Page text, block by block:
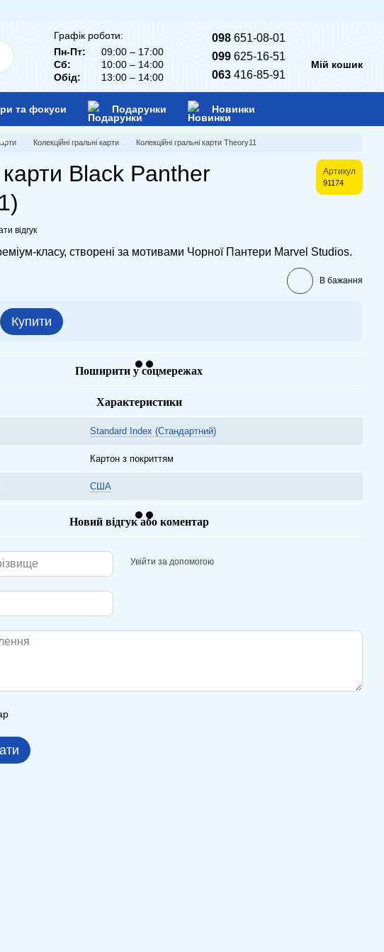
Графік роботи:
Пн-Пт:
09:00 – 17:00
Сб:
10:00 – 14:00
Обід:
13:00 – 14:00
098651-08-01
099625-16-51
063416-85-91
Мій кошик
та фокуси Подарунки Новинки
Колекційні гральні карти Колекційні гральні карти Theory11
карти Black Panther
Артикул
91174
відгук
класу, створені за мотивами Чорної Пантери Marvel Studios.
В бажання
Купити
Поширити у соцмережах
Характеристики
Standard Index (Стандартний)
Картон з покриттям
США
Новий відгук або коментар
Увійти за допомогою